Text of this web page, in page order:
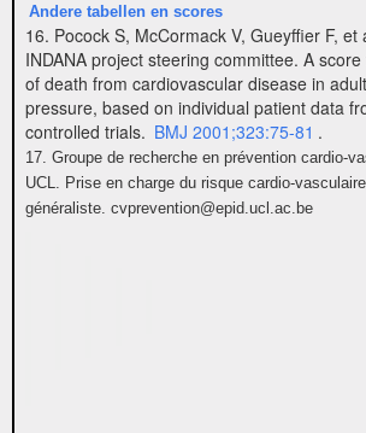
Andere tabellen en scores
16. Pocock S, McCormack V, Gueyffier F,
INDANA project steering committee. A
of death from cardiovascular disease in
pressure, based on individual patient data
controlled trials. BMJ 2001;323:75-81 .
17. Groupe de recherche en prévention cardio-
UCL. Prise en charge du risque cardio-
généraliste. cvprevention@epid.ucl.ac.be